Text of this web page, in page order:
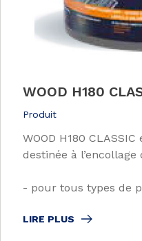
WOOD H180
Produit
WOOD H180
destinée à
- pour tous types de
LIRE PLUS